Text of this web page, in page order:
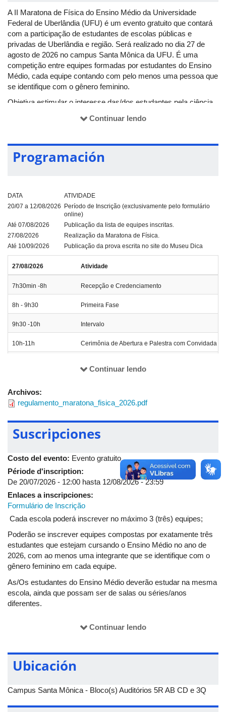
A II Maratona de Física do Ensino Médio da Universidade
Federal de Uberlândia (UFU) é um evento gratuito que contará
com a participação de estudantes de escolas públicas e
privadas de Uberlândia e região. Será realizado no dia 27 de
agosto de 2026 no campus Santa Mônica da UFU. É uma
competição entre equipes formadas por estudantes do Ensino
Médio, cada equipe contando com pelo menos uma pessoa que
se identifique com o gênero feminino.
Objetiva estimular o interesse das/dos estudantes pela ciência,
acrescentar esta experiência na formação pedagógica das/dos
A oportunidade de acessar o ambiente da universidade numa
competição saudável, resolvendo desafios em equipe e
Continuar lendo
Programación
DATA
ATIVIDADE
20/07 a 12/08/2026 Período de Inscrição (exclusivamente pelo formulário
online)
Até 07/08/2026
Publicação da lista de equipes inscritas.
27/08/2026
Realização da Maratona de Física.
Até 10/09/2026
Publicação da prova escrita no site do Museu Dica
27/08/2026 Atividade
7h30min -8h Recepção e Credenciamento
8h - 9h30 Primeira Fase
9h30 -10h Intervalo
10h-11h Cerimônia de Abertura e Palestra com Convidada
14h40min - 15h20min Fase Final
16h Premiação
Continuar lendo
Archivos:
regulamento_maratona_fisica_2026.pdf
Suscripciones
Costo del evento: Evento gratuito
Période d'inscription:
De 20/07/2026 - 12:00 hasta 12/08/2026 - 23:59
Enlaces a inscripciones:
Formulário de Inscrição
Cada escola poderá inscrever no máximo 3 (três) equipes;
Poderão se inscrever equipes compostas por exatamente três
estudantes que estejam cursando o Ensino Médio no ano de
2026, com ao menos uma integrante que se identifique com o
gênero feminino em cada equipe.
As/Os estudantes do Ensino Médio deverão estudar na mesma
escola, ainda que possam ser de salas ou séries/anos
diferentes.
diferentes escolas, mesmo que pertençam à mesma rede de
Não será permitido um/uma estudante pertencer a mais de uma
equipe.
participantes (estudantes e escola).
A equipe deve escolher um nome para si, que a acompanhará
Continuar lendo
Ubicación
Campus Santa Mônica - Bloco(s) Auditórios 5R AB CD e 3Q